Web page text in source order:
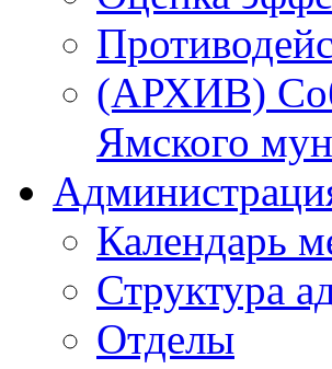
(АРХИВ)
Ямского
Календарь
Структура
Отделы